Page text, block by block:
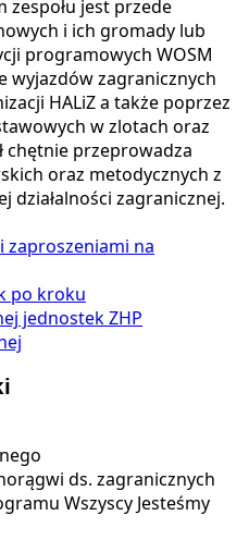
zespołu jest przede
i ich gromady lub
programowych WOSM
wyjazdów zagranicznych
HALiZ a także poprzez
w zlotach oraz
chętnie przeprowadza
oraz metodycznych z
działalności zagranicznej.
zaproszeniami na
po kroku
jednostek ZHP
ds. zagranicznych
Wszyscy Jesteśmy